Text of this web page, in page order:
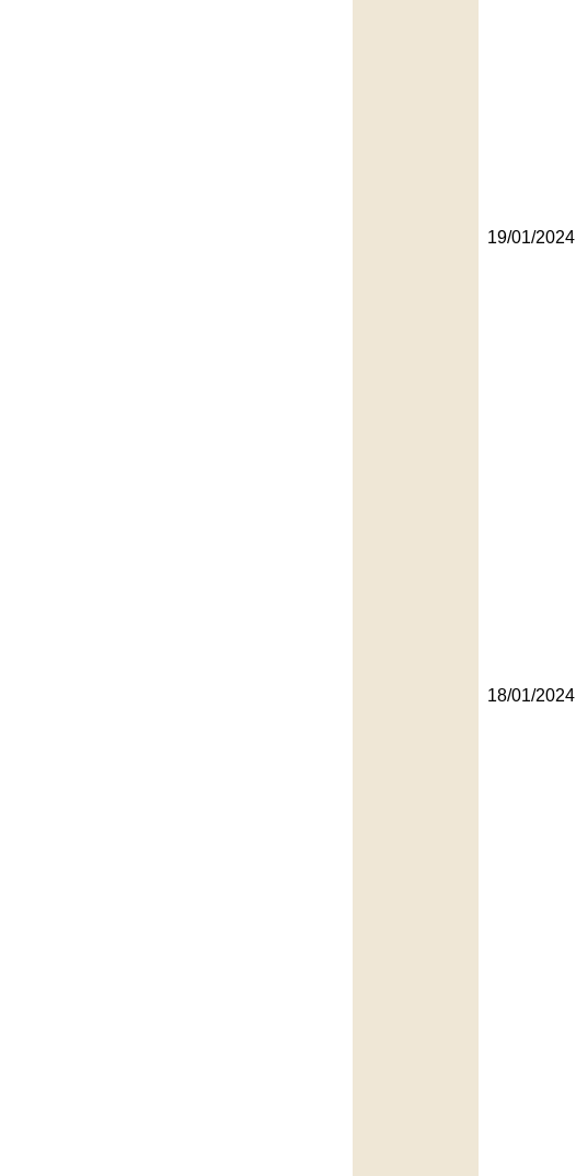
19/01/2024
18/01/2024